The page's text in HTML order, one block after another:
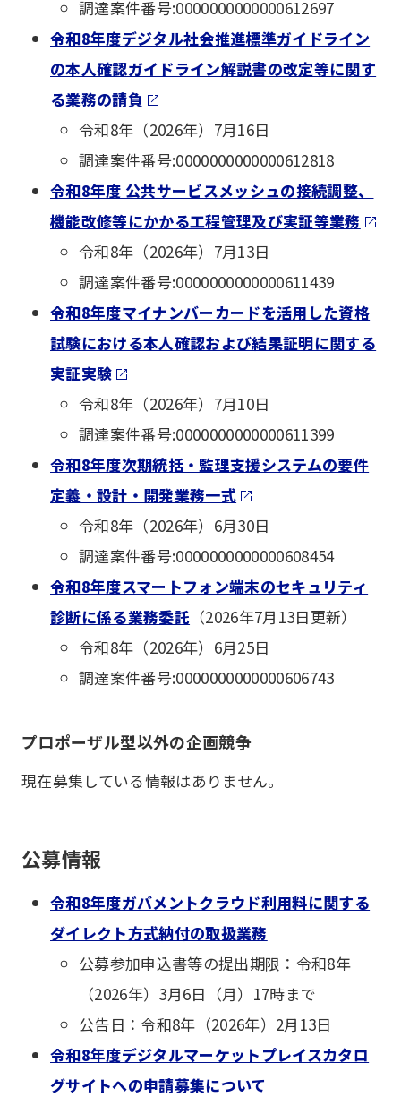
調達案件番号:0000000000000612697
令和8年度デジタル社会推進標準ガイドライン
の本人確認ガイドライン解説書の改定等に関す
る業務の請負
令和8年（2026年）7月16日
調達案件番号:0000000000000612818
令和8年度 公共サービスメッシュの接続調整、
機能改修等にかかる工程管理及び実証等業務
令和8年（2026年）7月13日
調達案件番号:0000000000000611439
令和8年度マイナンバーカードを活用した資格
試験における本人確認および結果証明に関する
実証実験
令和8年（2026年）7月10日
調達案件番号:0000000000000611399
令和8年度次期統括・監理支援システムの要件
定義・設計・開発業務一式
令和8年（2026年）6月30日
調達案件番号:0000000000000608454
令和8年度スマートフォン端末のセキュリティ
診断に係る業務委託 （2026年7月13日更新）
令和8年（2026年）6月25日
調達案件番号:0000000000000606743
プロポーザル型以外の企画競争
現在募集している情報はありません。
公募情報
令和8年度ガバメントクラウド利用料に関する
ダイレクト方式納付の取扱業務
公募参加申込書等の提出期限：令和8年
（2026年）3月6日（月）17時まで
公告日：令和8年（2026年）2月13日
令和8年度デジタルマーケットプレイスカタロ
グサイトへの申請募集について